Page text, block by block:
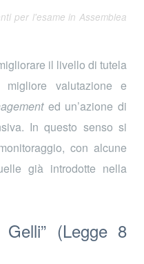
per l'esame in Assemblea
il livello di tutela
valutazione e
ed un’azione di
In questo senso si
con alcune
già introdotte nella
Gelli” (Legge 8